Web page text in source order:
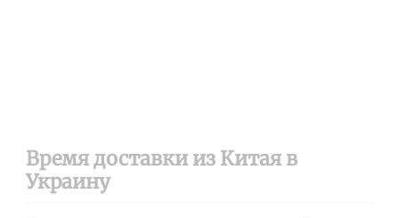
Время доставки из Китая в
Украину